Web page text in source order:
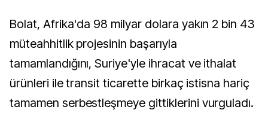
Bolat, Afrika'da 98 milyar dolara yakın 2 bin 43
müteahhitlik projesinin başarıyla
tamamlandığını, Suriye'yle ihracat ve ithalat
ürünleri ile transit ticarette birkaç istisna hariç
tamamen serbestleşmeye gittiklerini vurguladı.